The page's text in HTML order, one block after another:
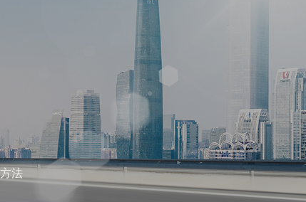
我们一直致力于帮助客户在瞬息
界中提高竞争力、成本效益和生
视频中心
台式 FY-400F复卷机
法